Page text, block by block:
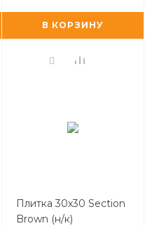
В КОРЗИНУ
Плитка 30х30 Section
Brown (н/к)